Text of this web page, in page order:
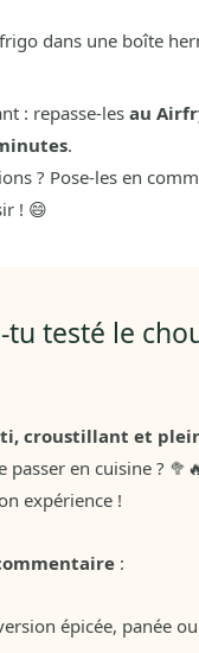
dans une boîte
: repasse-les au
.
? Pose-les en
! 😄
tu testé le
croustillant et
passer en cuisine ?
expérience !
:
épicée, panée